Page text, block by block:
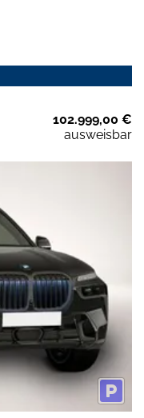
102.999,00 €
ausweisbar